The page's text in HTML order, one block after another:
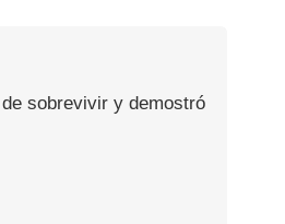
sobrevivir y demostró